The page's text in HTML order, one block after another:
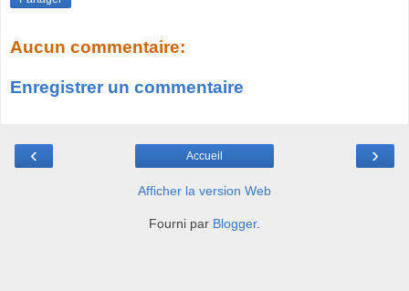
Aucun commentaire:
Enregistrer un commentaire
‹ ›
Accueil
Afficher la version Web
Fourni par Blogger.